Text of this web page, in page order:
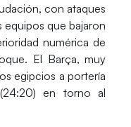
con ataques
que bajaron
numérica de
El Barça, muy
egipcios a portería
en torno al